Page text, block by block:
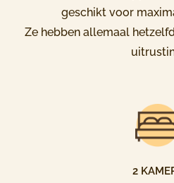
geschikt voor
Ze hebben allemaal
2